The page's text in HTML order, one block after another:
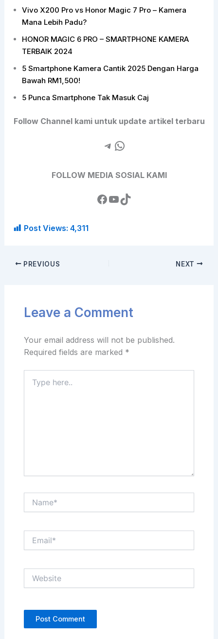
Vivo X200 Pro vs Honor Magic 7 Pro – Kamera
Mana Lebih Padu?
HONOR MAGIC 6 PRO – SMARTPHONE KAMERA
TERBAIK 2024
5 Smartphone Kamera Cantik 2025 Dengan Harga
Bawah RM1,500!
5 Punca Smartphone Tak Masuk Caj
Follow Channel kami untuk update artikel terbaru
FOLLOW MEDIA SOSIAL KAMI
Post Views: 4,311
PREVIOUS NEXT
Leave a Comment
Your email address will not be published.
Required fields are marked *
here..